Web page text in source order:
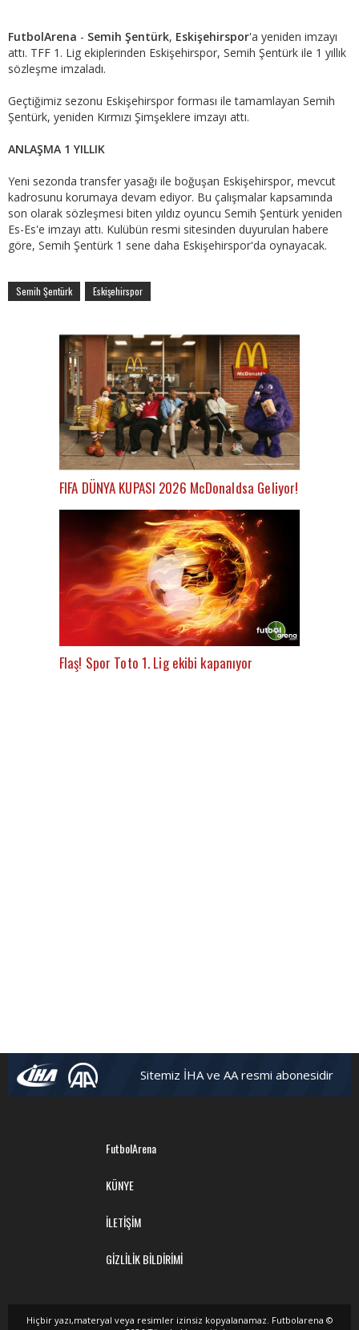
FutbolArena - Semih Şentürk, Eskişehirspor'a yeniden imzayı
attı. TFF 1. Lig ekiplerinden Eskişehirspor, Semih Şentürk ile 1 yıllık
sözleşme imzaladı.
Geçtiğimiz sezonu Eskişehirspor forması ile tamamlayan Semih
Şentürk, yeniden Kırmızı Şimşeklere imzayı attı.
ANLAŞMA 1 YILLIK
Yeni sezonda transfer yasağı ile boğuşan Eskişehirspor, mevcut
kadrosunu korumaya devam ediyor. Bu çalışmalar kapsamında
son olarak sözleşmesi biten yıldız oyuncu Semih Şentürk yeniden
Es-Es'e imzayı attı. Kulübün resmi sitesinden duyurulan habere
göre, Semih Şentürk 1 sene daha Eskişehirspor'da oynayacak.
Semih Şentürk Eskişehirspor
FIFA DÜNYA KUPASI 2026 McDonaldsa Geliyor!
Flaş! Spor Toto 1. Lig ekibi kapanıyor
Sitemiz İHA ve AA resmi abonesidir
FutbolArena
KÜNYE
İLETİŞİM
GİZLİLİK BİLDİRİMİ
Hiçbir yazı,materyal veya resimler izinsiz kopyalanamaz. Futbolarena ©